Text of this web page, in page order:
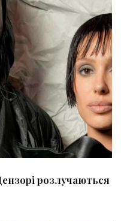
розлучаються